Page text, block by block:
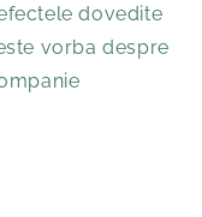
dovedite
vorba despre